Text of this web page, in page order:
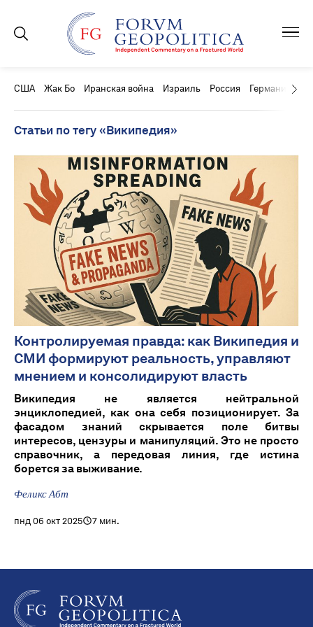
США Жак Бо Иранская война Израиль Россия Германия
Статьи по тегу «Википедия»
Контролируемая правда: как Википедия и
СМИ формируют реальность, управляют
мнением и консолидируют власть
Википедия не является нейтральной
энциклопедией, как она себя позиционирует. За
фасадом знаний скрывается поле битвы
интересов, цензуры и манипуляций. Это не просто
справочник, а передовая линия, где истина
борется за выживание.
Феликс Абт
пнд 06 окт 2025 7 мин.